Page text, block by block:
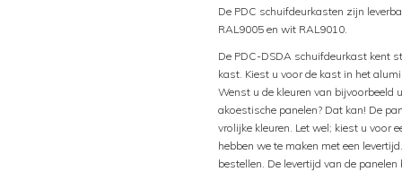
De PDC schuifdeurkasten zijn
RAL9005 en wit RAL9010.
De PDC-DSDA schuifdeurkast kent
kast. Kiest u voor de kast in het
Wenst u de kleuren van bijvoorbeeld
akoestische panelen? Dat kan! De
vrolijke kleuren. Let wel; kiest u voor
hebben we te maken met een
bestellen. De levertijd van de